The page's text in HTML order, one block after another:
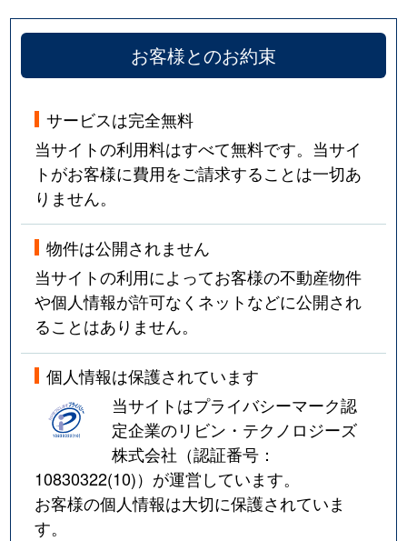
お客様とのお約束
サービスは完全無料
当サイトの利用料はすべて無料です。当サイ
トがお客様に費用をご請求することは一切あ
りません。
物件は公開されません
当サイトの利用によってお客様の不動産物件
や個人情報が許可なくネットなどに公開され
ることはありません。
個人情報は保護されています
当サイトはプライバシーマーク認
定企業のリビン・テクノロジーズ
株式会社（認証番号：
10830322(10)）が運営しています。
お客様の個人情報は大切に保護されていま
す。